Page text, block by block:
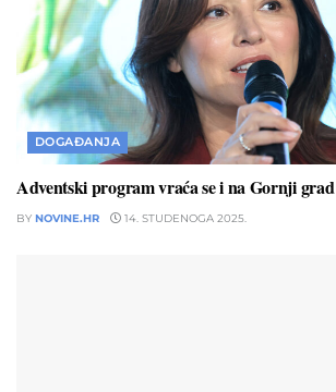
DOGAĐANJA
Adventski program vraća se i na Gornji grad
BY NOVINE.HR 14. STUDENOGA 2025.